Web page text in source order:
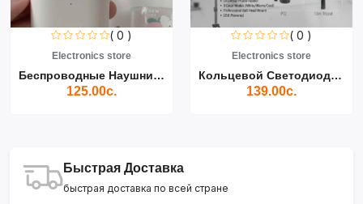
( 0 )
Electronics store
Беспроводные Наушники Air...
125.00с.
( 0 )
Electronics store
Кольцевой Светодиодный Св...
139.00с.
Быстрая Доставка
быстрая доставка по всей стране